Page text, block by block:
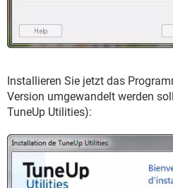
Installieren Sie jetzt das
Version umgewandelt werden
TuneUp Utilities):